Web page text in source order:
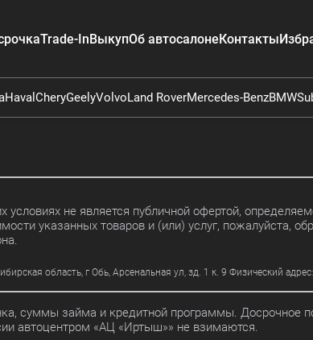
Trade-InВыкупОб автосалонеКонтакты
Haval CheryGeelyVolvoLand RoverMercedes-BenzBMW
не является публичной офертой,
указанных товаров и (или) услуг, пожалуйста,
область, г Обь, Арсенальная ул, зд. 1 к. 9 Физический
суммы займа и кредитной программы. Досрочное
автоцентром «АЦ «Иртыш»» не взимаются.